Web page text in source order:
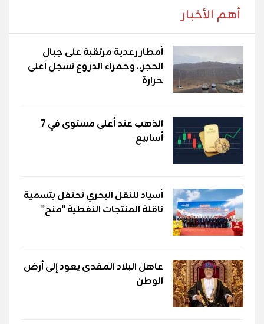
أهم الأخبار
أمطار رعدية مرتقبة على جبال
الحجر.. وحمراء الدروع تسجل أعلى
حرارة
الذهب عند أعلى مستوى في 7
أسابيع
أسياد للنقل البحري تحتفل بتسمية
ناقلة المنتجات النفطية "منح"
عاهل البلاد المفدى يعود إلى أرض
الوطن